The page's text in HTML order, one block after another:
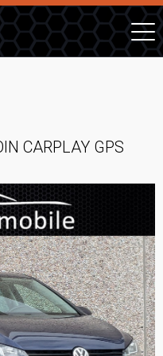
CARPLAY GPS